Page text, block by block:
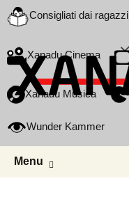
Consigliati dai ragazzi
Xanadu Cinema
Xanadu Musica
Wunder Kammer
Menu